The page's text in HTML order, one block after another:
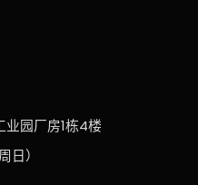
园厂房1栋4楼
日）